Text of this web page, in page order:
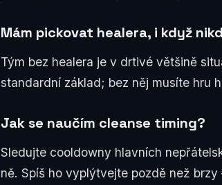
Mám pickovat healera, i když
Tým bez healera je v drtivé většině
standardní základ; bez něj musíte hru
Jak se naučím cleanse timing?
Sledujte cooldowny hlavních
ně. Spíš ho vyplýtvejte pozdě než